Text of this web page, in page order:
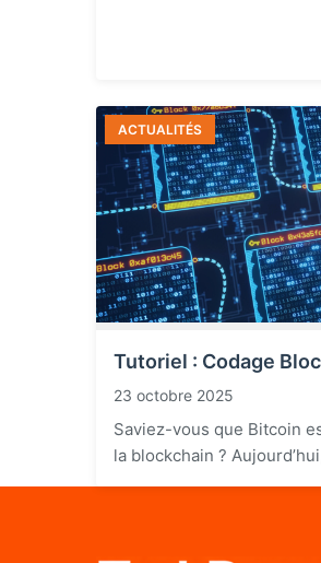
ACTUALITÉS
Tutoriel : Codage
23 octobre 2025
Saviez-vous que Bitcoin
la blockchain ?